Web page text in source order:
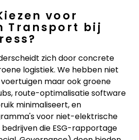
voor
Transport bij
zich door concrete
logistiek. We hebben niet
maar ook groene
route-optimalisatie software
minimaliseert, en
voor niet-elektrische
die ESG-rapportage